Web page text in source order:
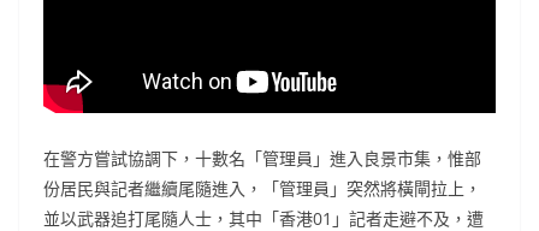
在警方嘗試協調下，十數名「管理員」進入良景市集，惟部
份居民與記者繼續尾隨進入，「管理員」突然將橫閘拉上，
並以武器追打尾隨人士，其中「香港01 」記者走避不及，遭